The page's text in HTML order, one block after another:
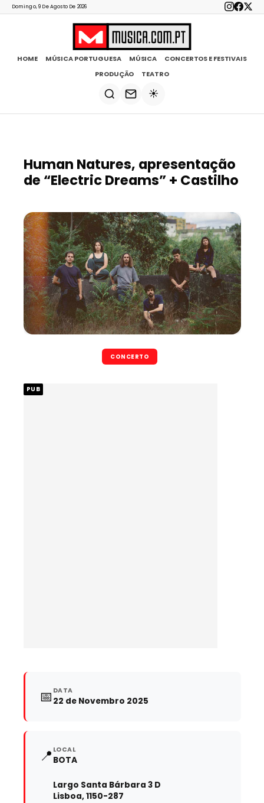
Domingo, 9 De Agosto De 2026
HOME MÚSICA PORTUGUESA MÚSICA
CONCERTOS E FESTIVAIS
PRODUÇÃO
TEATRO
☀️
Human Natures, apresentação
de “Electric Dreams” + Castilho
CONCERTO
PUB
📅 DATA
22 de Novembro 2025
📍 LOCAL
BOTA
Largo Santa Bárbara 3 D
Lisboa, 1150-287